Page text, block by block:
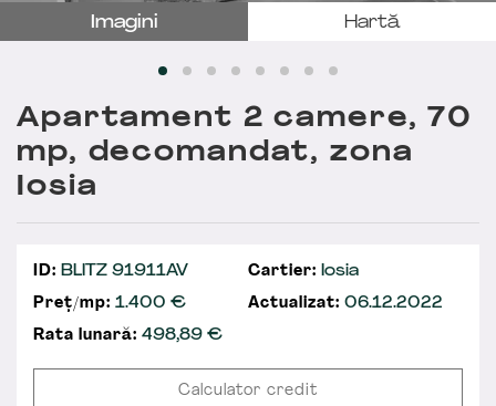
Imagini Hartă
Apartament 2 camere, 70
mp, decomandat, zona
Iosia
ID: BLITZ 91911AV Cartier: Iosia
Preț/mp: 1.400 € Actualizat: 06.12.2022
Rata lunară: 498,89€
Calculator credit